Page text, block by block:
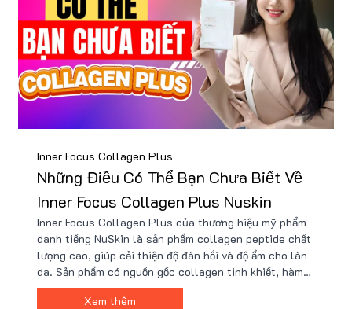
Inner Focus Collagen Plus
Những Điều Có Thể Bạn Chưa Biết Về
Inner Focus Collagen Plus Nuskin
Inner Focus Collagen Plus của thương hiệu mỹ phẩm
danh tiếng NuSkin là sản phẩm collagen peptide chất
lượng cao, giúp cải thiện độ đàn hồi và độ ẩm cho làn
da. Sản phẩm có nguồn gốc collagen tinh khiết, hàm
lượng cao 2500mg collagen peptide mỗi viên. Với
công thức độc quyền và công nghệ tiên tiến của Mỹ,
Xem thêm